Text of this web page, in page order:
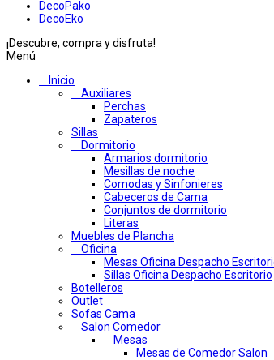
DecoPako
DecoEko
¡Descubre, compra y disfruta!
Menú
Inicio
Auxiliares
Perchas
Zapateros
Sillas
Dormitorio
Armarios dormitorio
Mesillas de noche
Comodas y Sinfonieres
Cabeceros de Cama
Conjuntos de dormitorio
Literas
Muebles de Plancha
Oficina
Mesas Oficina Despacho
Sillas Oficina Despacho Escritorio
Botelleros
Outlet
Sofas Cama
Salon Comedor
Mesas
Mesas de Comedor Salon